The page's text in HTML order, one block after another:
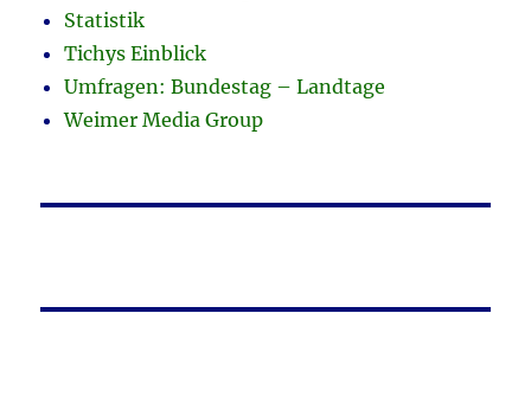
Statistik
Tichys Einblick
Umfragen: Bundestag – Landtage
Weimer Media Group